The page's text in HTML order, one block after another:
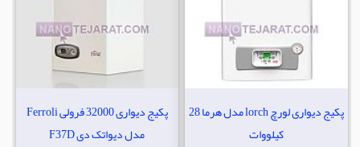
پکیج دیواری 32000 فرولی Ferroli
مدل دیواتک دی F37D
پکیج دیواری لورچ lorch مدل هرما 28
کیلووات